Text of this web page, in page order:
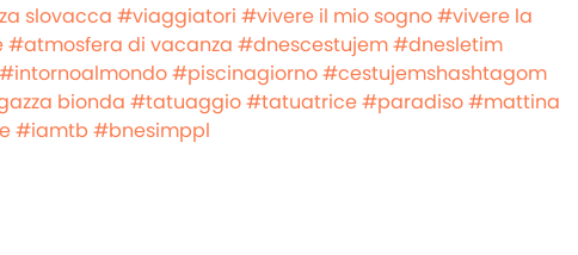
slovacca #viaggiatori #vivere il mio sogno#vivere la
#atmosfera di vacanza #dnescestujem#dnesletim
#intornoalmondo#piscinagiorno#cestujemshashtagom
bionda #tatuaggio#tatuatrice#paradiso#mattina
#iamtb #bnesimppl